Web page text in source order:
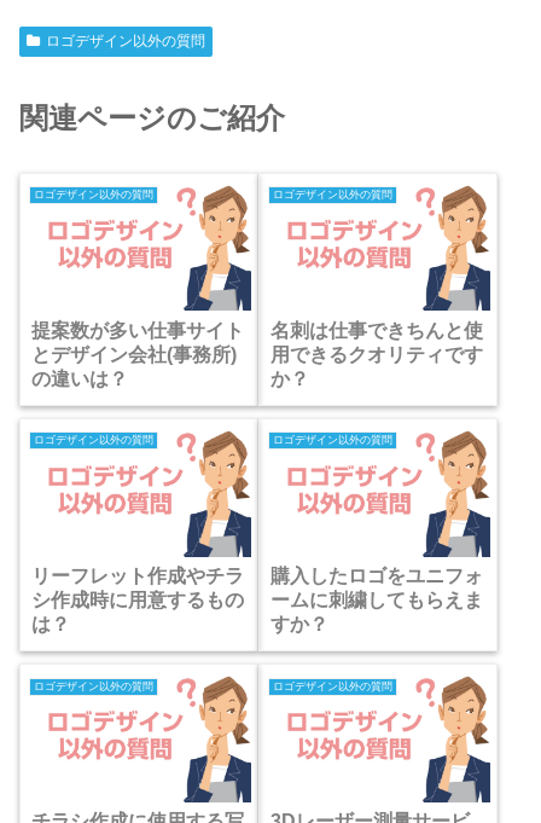
ロゴデザイン以外の質問
関連ページのご紹介
ロゴデザイン以外の質問
提案数が多い仕事サイト
とデザイン会社(事務所)
の違いは？
ロゴデザイン以外の質問
名刺は仕事できちんと使
用できるクオリティです
か？
ロゴデザイン以外の質問
リーフレット作成やチラ
シ作成時に用意するもの
は？
ロゴデザイン以外の質問
購入したロゴをユニフォ
ームに刺繍してもらえま
すか？
ロゴデザイン以外の質問 ロゴデザイン以外の質問